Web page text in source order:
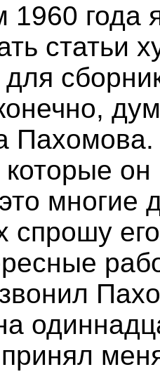
1960 года
статьи
для
Пахомова.
которые
многие
спрошу